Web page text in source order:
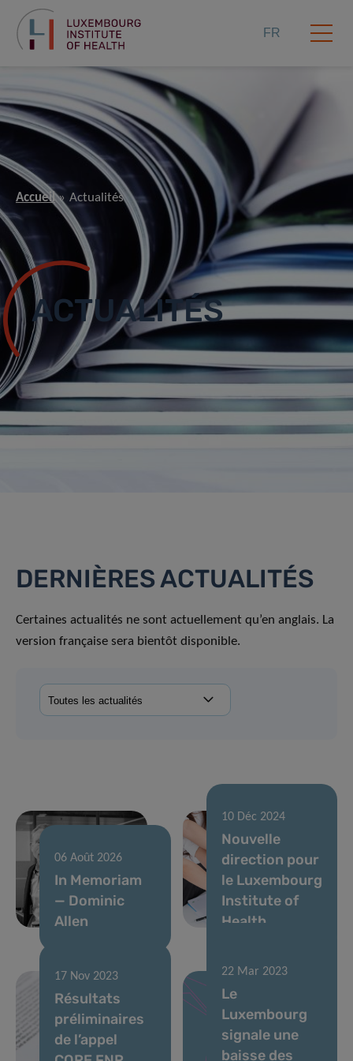
FR
Accueil Actualités
ACTUALITÉS
DERNIÈRES ACTUALITÉS
Certaines actualités ne sont actuellement qu’en anglais. La
version française sera bientôt disponible.
06 Août 2026
In Memoriam
— Dominic
Allen
10 Déc 2024
Nouvelle
direction pour
le Luxembourg
Institute of
Health
17 Nov 2023
Résultats
préliminaires
de l’appel
Action
commune
CraNE : le
dernier projet
22 Mar 2023
Le
Luxembourg
signale une
baisse des